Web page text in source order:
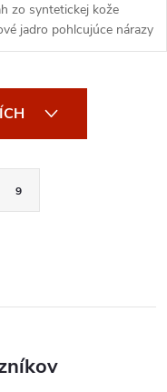
zo syntetickej kože
jadro pohlcujúce nárazy
vedenie palca
9